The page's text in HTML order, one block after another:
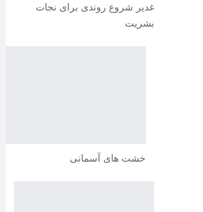
غدیر شروع روندی برای نجات
بشریت
خشت های آسمانی